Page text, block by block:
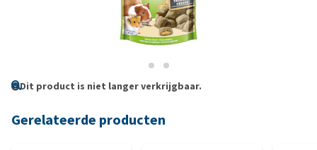
Dit product is niet langer verkrijgbaar.
Gerelateerde producten